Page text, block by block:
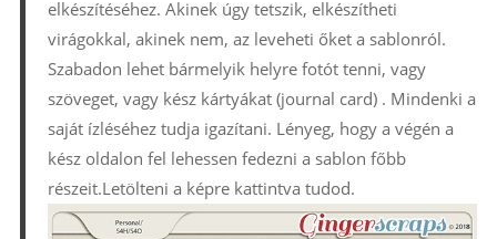
elkészítéséhez. Akinek úgy tetszik, elkészítheti
virágokkal, akinek nem, az leveheti őket a sablonról.
Szabadon lehet bármelyik helyre fotót tenni, vagy
szöveget, vagy kész kártyákat (journal card) . Mindenki a
saját ízléséhez tudja igazítani. Lényeg, hogy a végén a
kész oldalon fel lehessen fedezni a sablon főbb
részeit.Letölteni a képre kattintva tudod.